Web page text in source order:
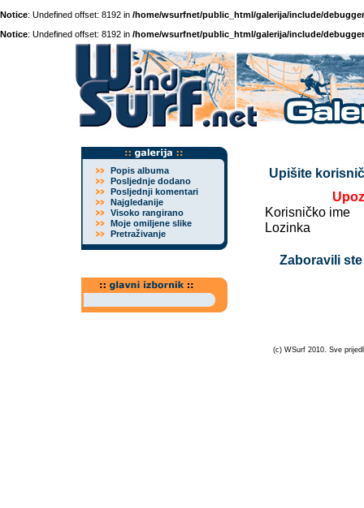
Notice: Undefined offset: 8192 in /home/wsurfnet/public_html/galerija/include/
Notice: Undefined offset: 8192 in /home/wsurfnet/public_html/galerija/include/
Popis albuma
Posljednje dodano
Posljednji komentari
Najgledanije
Visoko rangirano
Moje omiljene slike
Pretraživanje
Upišite
Korisničko ime
Lozinka
Zaboravili
(c) WSurf 2010. Sve